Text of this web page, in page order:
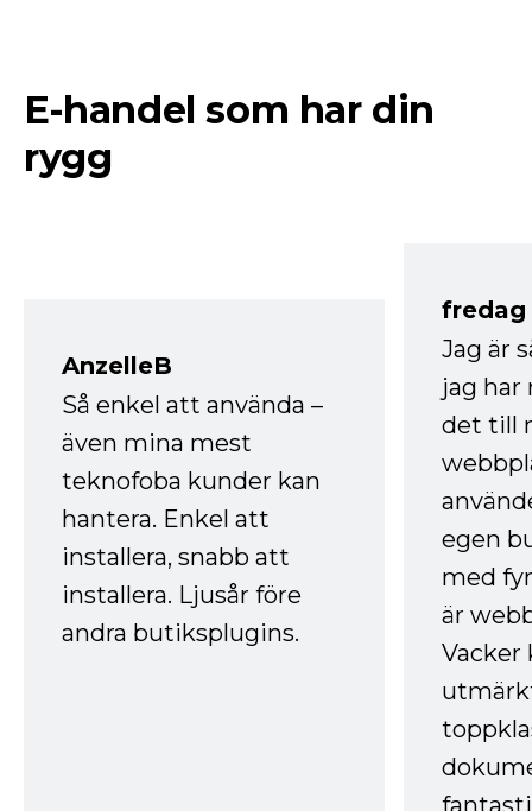
E-handel som har din
rygg
AnzelleB
Så enkel att använda –
även mina mest
teknofoba kunder kan
hantera. Enkel att
installera, snabb att
installera. Ljusår före
andra butiksplugins.
fredag
Jag är
jag
det till
egen
med
är
Vacker